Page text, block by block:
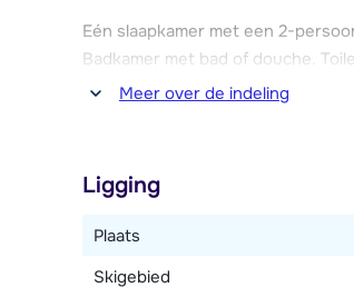
het restaurant La Ferme d'Oz,
Eén slaapkamer met een 2-
Badkamer met bad of douche.
Meer over de indeling
Ligging
Plaats
Skigebied